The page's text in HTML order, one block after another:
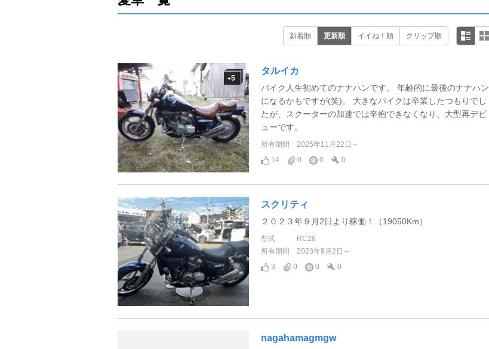
新着順 更新順 イイね！順 クリップ順
+5
タルイカ
バイク人生初めてのナナハンです。 年齢的に最後のナナハン
になるかもですが(笑)。 大きなバイクは卒業したつもりでし
たが、スクーターの加速では辛抱できなくなり、大型再デビ
ューです。
所有期間
2025年11月22日～
14
0 0 0
スクリティ
２０２３年９月2日より稼働！（19050Km）
型式
RC28
所有期間
2023年9月2日～
3
0 0 0
nagahamagmgw